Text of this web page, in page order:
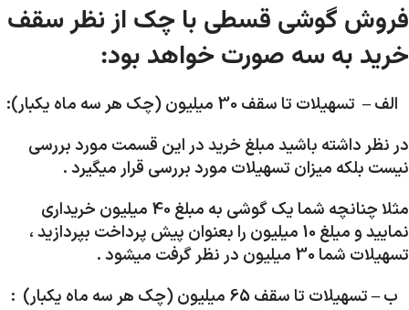
فروش گوشی قسطی با چک از نظر سقف
خرید به سه صورت خواهد بود:
الف – تسهیلات تا سقف 30 میلیون (چک هر سه ماه یکبار):
در نظر داشته باشید مبلغ خرید در این قسمت مورد بررسی
نیست بلکه میزان تسهیلات مورد بررسی قرار میگیرد .
مثلا چنانچه شما یک گوشی به مبلغ 40 میلیون خریداری
نمایید و میلغ 10 میلیون را بعنوان پیش پرداخت بپردازید ،
تسهیلات شما 30 میلیون در نظر گرفت میشود .
ب – تسهیلات تا سقف 65 میلیون (چک هر سه ماه یکبار) :